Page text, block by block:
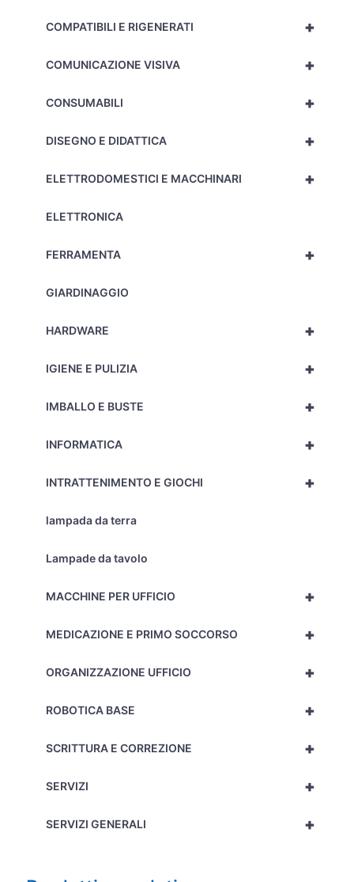
+
COMPATIBILI E RIGENERATI
+
COMUNICAZIONE VISIVA
+
CONSUMABILI
+
DISEGNO E DIDATTICA
+
ELETTRODOMESTICI E MACCHINARI
ELETTRONICA
+
FERRAMENTA
GIARDINAGGIO
+
HARDWARE
+
IGIENE E PULIZIA
+
IMBALLO E BUSTE
+
INFORMATICA
+
INTRATTENIMENTO E GIOCHI
lampada da terra
Lampade da tavolo
+
MACCHINE PER UFFICIO
+
MEDICAZIONE E PRIMO SOCCORSO
+
ORGANIZZAZIONE UFFICIO
+
ROBOTICA BASE
+
SCRITTURA E CORREZIONE
+
SERVIZI
+
SERVIZI GENERALI